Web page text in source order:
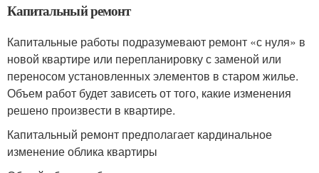
Капитальный ремонт
Капитальные работы подразумевают ремонт «с нуля» в
новой квартире или перепланировку с заменой или
переносом установленных элементов в старом жилье.
Объем работ будет зависеть от того, какие изменения
решено произвести в квартире.
Капитальный ремонт предполагает кардинальное
изменение облика квартиры